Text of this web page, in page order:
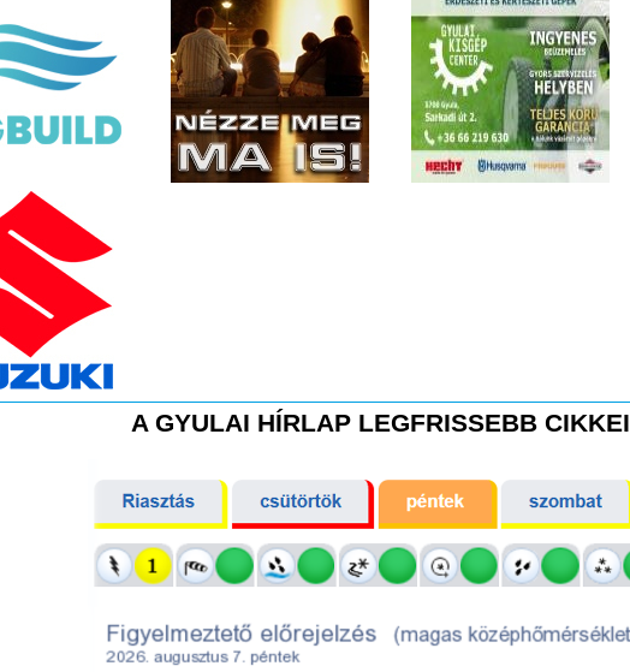
A GYULAI HÍRLAP LEGFRISSEBB CIKKEI